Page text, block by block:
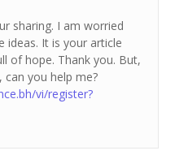
sharing. I am worried
ideas. It is your article
of hope. Thank you. But,
can you help me?
vi/register?